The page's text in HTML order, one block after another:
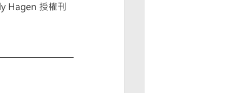
Hagen 授權刊